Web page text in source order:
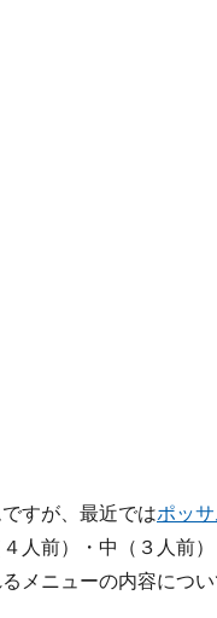
すが、最近ではポッ
人前）・中（３人前
メニューの内容につ